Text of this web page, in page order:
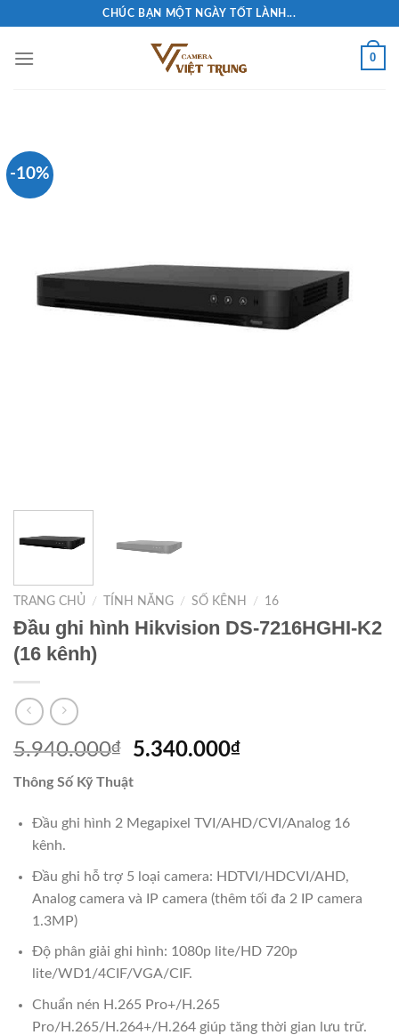
content
CHÚC BẠN MỘT NGÀY TỐT LÀNH...
0
-10%
TRANG CHỦ / TÍNH NĂNG / SỐ KÊNH / 16
Đầu ghi hình Hikvision DS-7216HGHI-K2
(16 kênh)
5.940.000₫ 5.340.000₫
Thông Số Kỹ Thuật
Đầu ghi hình 2 Megapixel TVI/AHD/CVI/Analog 16
kênh.
Đầu ghi hỗ trợ 5 loại camera: HDTVI/HDCVI/AHD,
Analog camera và IP camera (thêm tối đa 2 IP camera
1.3MP)
Độ phân giải ghi hình: 1080p lite/HD 720p
lite/WD1/4CIF/VGA/CIF.
Chuẩn nén H.265 Pro+/H.265
Pro/H.265/H.264+/H.264 giúp tăng thời gian lưu trữ.